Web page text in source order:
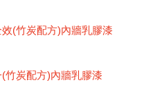
(竹炭配方)內牆乳膠漆
竹炭配方)內牆乳膠漆